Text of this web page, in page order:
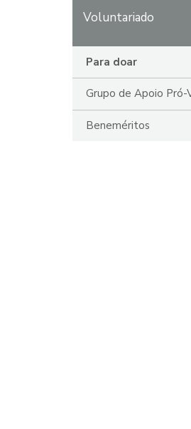
Voluntariado
Para doar
Grupo de Apoio Pró-
Beneméritos